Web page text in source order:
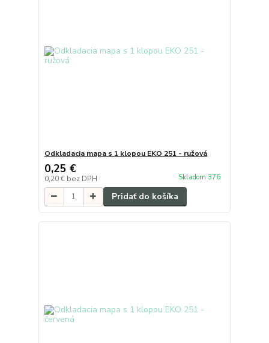
Odkladacia mapa s 1 klopou EKO 251 - ružová
0,25 €
0,20 € bez DPH Skladom 376
Pridať do košíka